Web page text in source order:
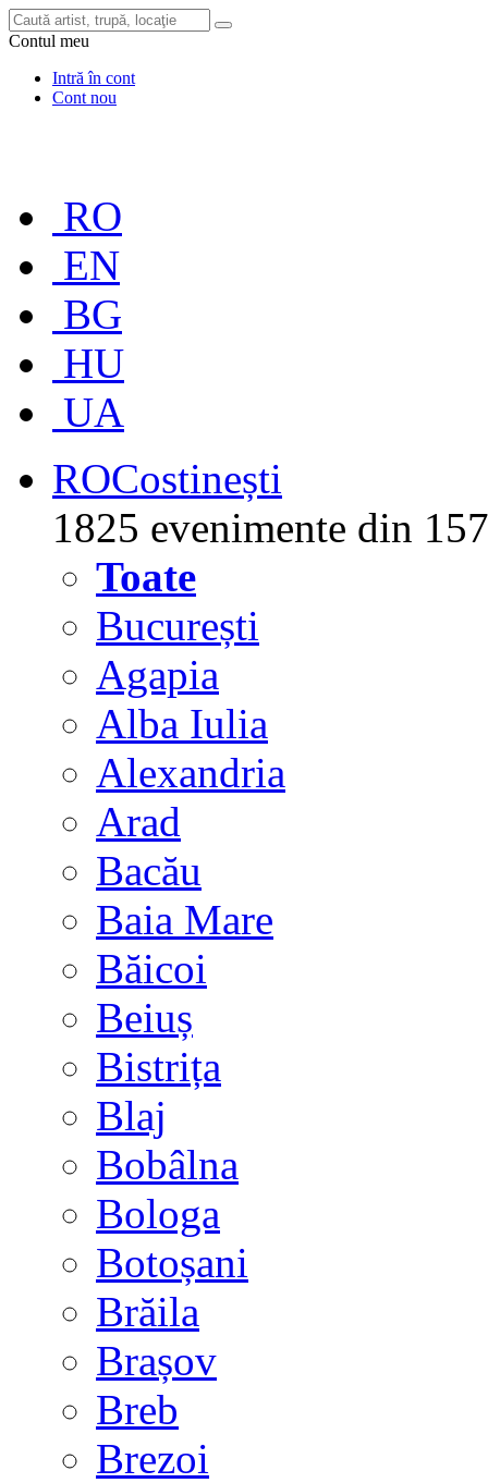
Contul meu
Intră în cont
Cont nou
RO
EN
BG
HU
UA
ROCostinești
1825 evenimente din
Toate
București
Agapia
Alba Iulia
Alexandria
Arad
Bacău
Baia Mare
Băicoi
Beiuș
Bistrița
Blaj
Bobâlna
Bologa
Botoșani
Brăila
Brașov
Breb
Brezoi